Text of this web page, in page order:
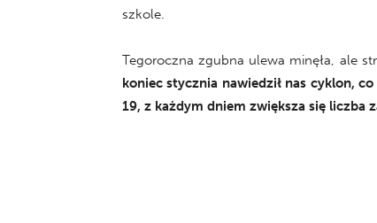
szkole.
Tegoroczna zgubna ulewa minęła, ale
koniec stycznia nawiedził nas cyklon,
19, z każdym dniem zwiększa się liczba